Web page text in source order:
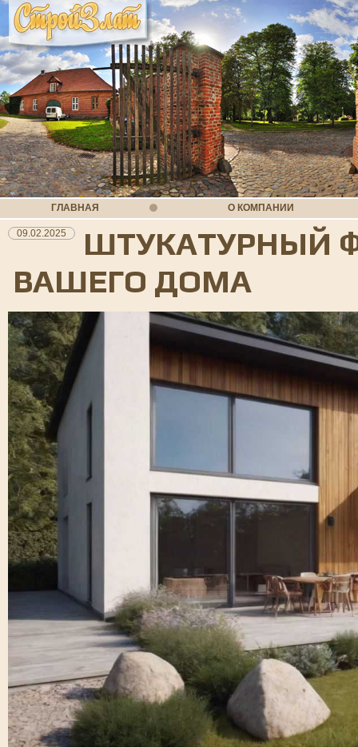
ГЛАВНАЯ О КОМПАНИИ
09.02.2025
ШТУКАТУРНЫЙ
ВАШЕГО ДОМА